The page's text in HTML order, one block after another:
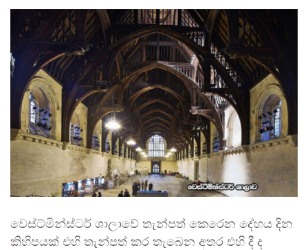
වෙස්ට්මින්ස්ටර් ශාලාවේ තැන්පත් කෙරෙන දේහය දින
කිහිපයක් එහි තැන්පත් කර තැබෙන අතර එහි දී ද